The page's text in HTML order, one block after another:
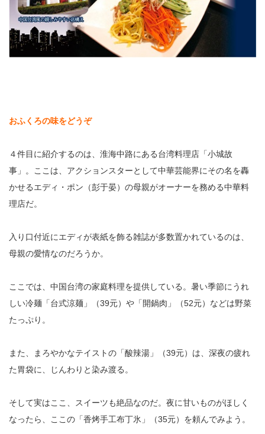
おふくろの味をどうぞ
４件目に紹介するのは、淮海中路にある台湾料理店「小城故
事」。ここは、アクションスターとして中華芸能界にその名を轟
かせるエディ・ポン（彭于晏）の母親がオーナーを務める中華料
理店だ。
入り口付近にエディが表紙を飾る雑誌が多数置かれているのは、
母親の愛情なのだろうか。
ここでは、中国台湾の家庭料理を提供している。暑い季節にうれ
しい冷麺「台式涼麺」（39元）や「開鍋肉」（52元）などは野菜
たっぷり。
また、まろやかなテイストの「酸辣湯」（39元）は、深夜の疲れ
た胃袋に、じんわりと染み渡る。
そして実はここ、スイーツも絶品なのだ。夜に甘いものがほしく
なったら、ここの「香烤手工布丁氷」（35元）を頼んでみよう。